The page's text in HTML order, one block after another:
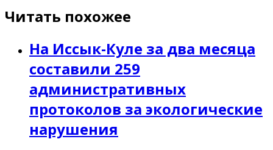
Читать похожее
На Иссык-Куле за два месяца
составили 259
административных
протоколов за экологические
нарушения